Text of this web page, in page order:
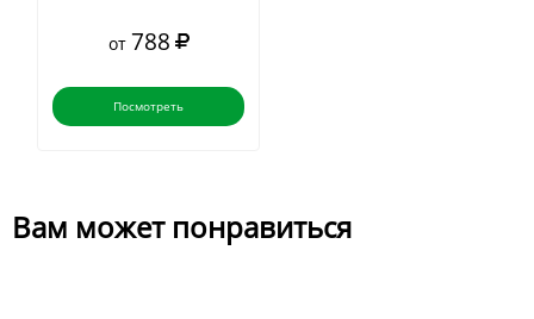
от 788
Посмотреть
Вам может понравиться